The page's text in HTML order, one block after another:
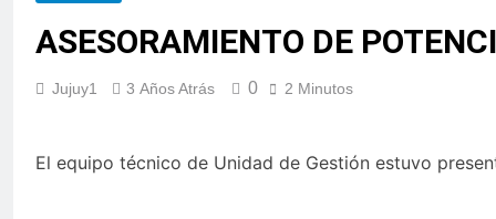
ASESORAMIENTO DE
Jujuy1 3 Años Atrás 0 2 Minutos
El equipo técnico de Unidad de Gestión estuvo